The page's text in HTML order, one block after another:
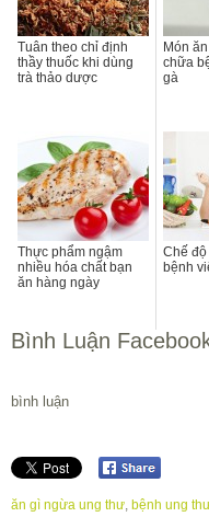
Tuân theo chỉ định
thầy thuốc khi dùng
trà thảo dược
Món
chữa
gà
Thực phẩm ngậm
nhiều hóa chất bạn
ăn hàng ngày
Chế
bệnh
Bình Luận
bình luận
ăn gì ngừa ung thư, bệnh ung